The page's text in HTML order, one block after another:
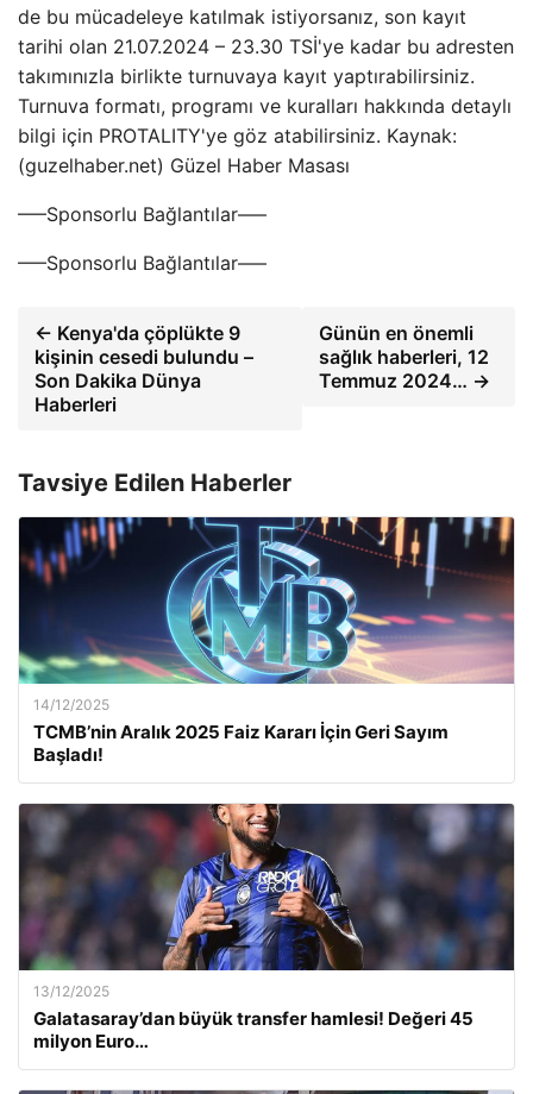
de bu mücadeleye katılmak istiyorsanız, son kayıt
tarihi olan 21.07.2024 – 23.30 TSİ'ye kadar bu adresten
takımınızla birlikte turnuvaya kayıt yaptırabilirsiniz.
Turnuva formatı, programı ve kuralları hakkında detaylı
bilgi için PROTALITY'ye göz atabilirsiniz. Kaynak:
(guzelhaber.net) Güzel Haber Masası
—–Sponsorlu Bağlantılar—–
—–Sponsorlu Bağlantılar—–
← Kenya'da çöplükte 9
kişinin cesedi bulundu –
Son Dakika Dünya
Haberleri
Günün en önemli
sağlık haberleri, 12
Temmuz 2024… →
Tavsiye Edilen Haberler
14/12/2025
TCMB’nin Aralık 2025 Faiz Kararı İçin Geri Sayım
Başladı!
13/12/2025
Galatasaray’dan büyük transfer hamlesi! Değeri 45
milyon Euro…